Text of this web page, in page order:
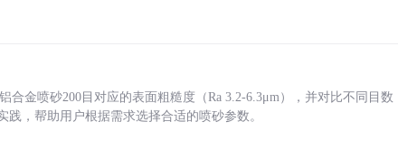
金喷砂200目对应的表面粗糙度（Ra 3.2-6.3μm），并对比不同目数
，帮助用户根据需求选择合适的喷砂参数。